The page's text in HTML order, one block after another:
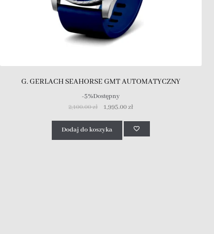
G. GERLACH SEAHORSE GMT AUTOMATYCZNY
-5%Dostępny
2,100.00zł 1,995.00zł
Dodaj do koszyka